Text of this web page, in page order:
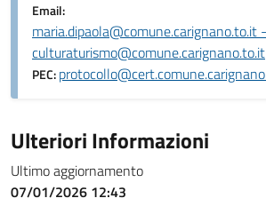
Email:
maria.dipaola@comune.carignano.to.it -
culturaturismo@comune.carignano.to.it
PEC:
Ulteriori Informazioni
Ultimo aggiornamento
07/01/2026 12:43